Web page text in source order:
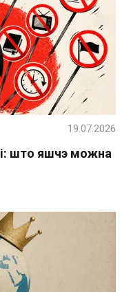
што яшчэ можна
19.07.2026